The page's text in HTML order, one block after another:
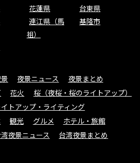
花蓮県
台東県
連江県（馬
祖）
基隆市
夜景ニュース
夜景まとめ
花火
桜（夜桜・桜のライトアップ）
イトアップ・ライティング
観光 グルメ
ホテル・旅館
夜景ニュース 台湾夜景まとめ